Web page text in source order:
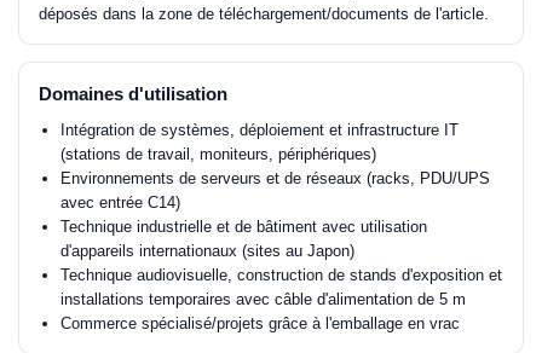
déposés dans la zone de téléchargement/documents de l'article.
Domaines d'utilisation
Intégration de systèmes, déploiement et infrastructure IT
(stations de travail, moniteurs, périphériques)
Environnements de serveurs et de réseaux (racks, PDU/UPS
avec entrée C14)
Technique industrielle et de bâtiment avec utilisation
d'appareils internationaux (sites au Japon)
Technique audiovisuelle, construction de stands d'exposition et
installations temporaires avec câble d'alimentation de 5 m
Commerce spécialisé/projets grâce à l'emballage en vrac